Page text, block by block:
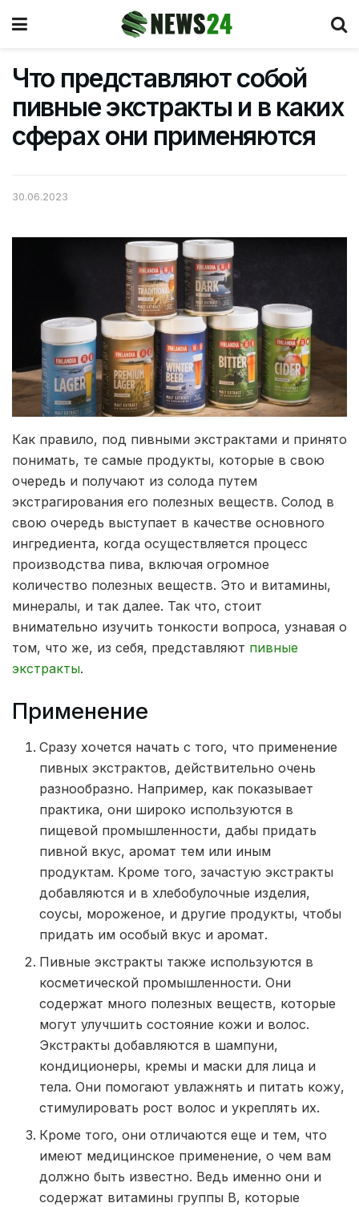
Что представляют собой
пивные экстракты и в каких
сферах они применяются
30.06.2023
Как правило, под пивными экстрактами и принято
понимать, те самые продукты, которые в свою
очередь и получают из солода путем
экстрагирования его полезных веществ. Солод в
свою очередь выступает в качестве основного
ингредиента, когда осуществляется процесс
производства пива, включая огромное
количество полезных веществ. Это и витамины,
минералы, и так далее. Так что, стоит
внимательно изучить тонкости вопроса, узнавая о
том, что же, из себя, представляют пивные
экстракты.
Применение
Сразу хочется начать с того, что применение
пивных экстрактов, действительно очень
разнообразно. Например, как показывает
практика, они широко используются в
пищевой промышленности, дабы придать
пивной вкус, аромат тем или иным
продуктам. Кроме того, зачастую экстракты
добавляются и в хлебобулочные изделия,
соусы, мороженое, и другие продукты, чтобы
придать им особый вкус и аромат.
Пивные экстракты также используются в
косметической промышленности. Они
содержат много полезных веществ, которые
могут улучшить состояние кожи и волос.
Экстракты добавляются в шампуни,
кондиционеры, кремы и маски для лица и
тела. Они помогают увлажнять и питать кожу,
стимулировать рост волос и укреплять их.
Кроме того, они отличаются еще и тем, что
имеют медицинское применение, о чем вам
должно быть известно. Ведь именно они и
содержат витамины группы В, которые